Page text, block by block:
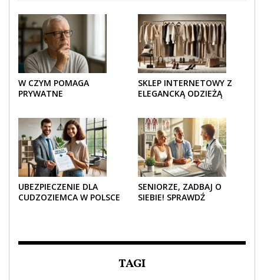
W CZYM POMAGA
PRYWATNE
SKLEP INTERNETOWY Z
ELEGANCKĄ ODZIEŻĄ
UBEZPIECZENIE DLA
CUDZOZIEMCA W POLSCE
SENIORZE, ZADBAJ O
SIEBIE! SPRAWDŹ
TAGI